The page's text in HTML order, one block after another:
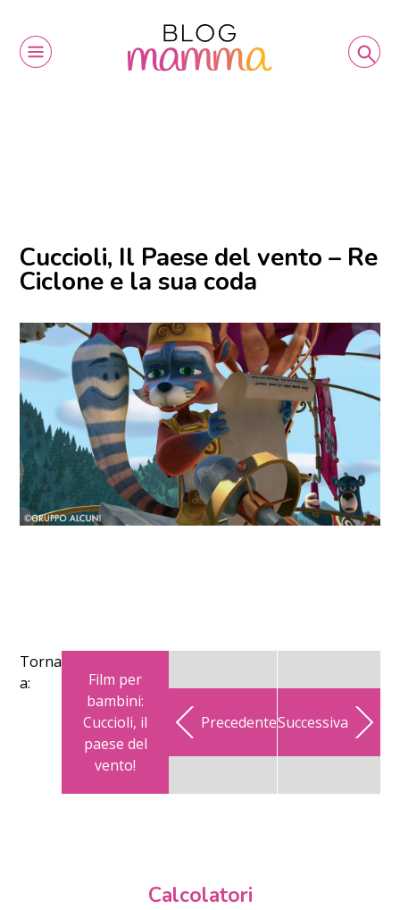
Cuccioli, Il Paese del vento – Re
Ciclone e la sua coda
Torna
a:
Film per
bambini:
Cuccioli, il
paese del
vento!
PrecedenteSuccessiva
Calcolatori